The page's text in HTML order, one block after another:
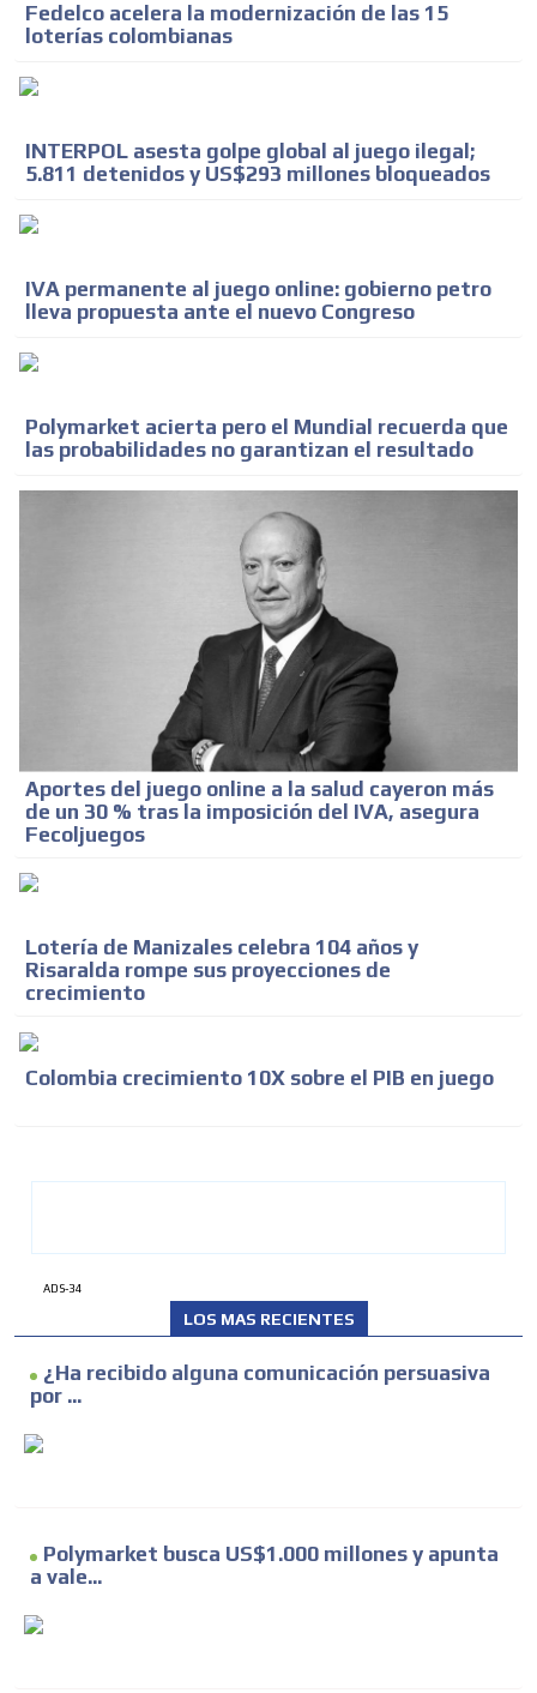
Fedelco acelera la modernización de las 15
loterías colombianas
INTERPOL asesta golpe global al juego ilegal;
5.811 detenidos y US$293 millones bloqueados
IVA permanente al juego online: gobierno petro
lleva propuesta ante el nuevo Congreso
Polymarket acierta pero el Mundial recuerda que
las probabilidades no garantizan el resultado
Aportes del juego online a la salud cayeron más
de un 30 % tras la imposición del IVA, asegura
Fecoljuegos
Lotería de Manizales celebra 104 años y
Risaralda rompe sus proyecciones de
crecimiento
Colombia crecimiento 10X sobre el PIB en juego
ADS-34
LOS MAS RECIENTES
¿Ha recibido alguna comunicación persuasiva
por ...
Polymarket busca US$1.000 millones y apunta
a vale...